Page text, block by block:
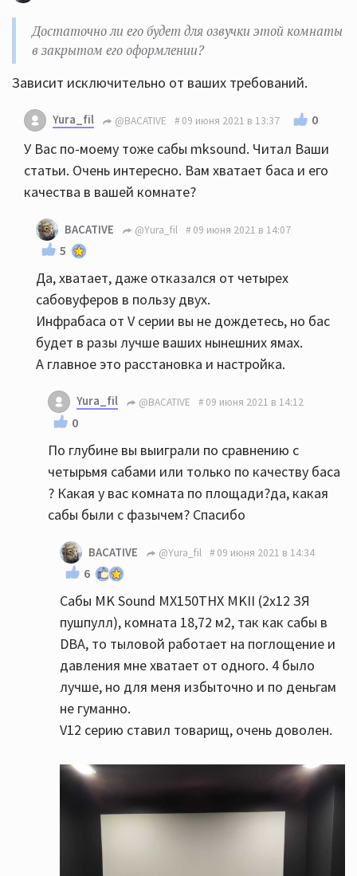
Достаточно ли его будет для озвучки этой комнаты
в закрытом его оформлении?
Зависит исключительно от ваших требований.
Yura_fil @BACATIVE 09 июня 2021 в 13:37 0
У Вас по-моему тоже сабы mksound. Читал Ваши
статьи. Очень интересно. Вам хватает баса и его
качества в вашей комнате?
BACATIVE @Yura_fil 09 июня 2021 в 14:07
5
Да, хватает, даже отказался от четырех
сабовуферов в пользу двух.
Инфрабаса от V серии вы не дождетесь, но бас
будет в разы лучше ваших нынешних ямах.
А главное это расстановка и настройка.
Yura_fil @BACATIVE 09 июня 2021 в 14:12
0
По глубине вы выиграли по сравнению с
четырьмя сабами или только по качеству баса
? Какая у вас комната по площади?да, какая
сабы были с фазычем? Спасибо
BACATIVE @Yura_fil 09 июня 2021 в 14:34
6
Сабы MK Sound MX150THX MKII (2х12 ЗЯ
пушпулл), комната 18,72 м2, так как сабы в
DBA, то тыловой работает на поглощение и
давления мне хватает от одного. 4 было
лучше, но для меня избыточно и по деньгам
не гуманно.
V12 серию ставил товарищ, очень доволен.